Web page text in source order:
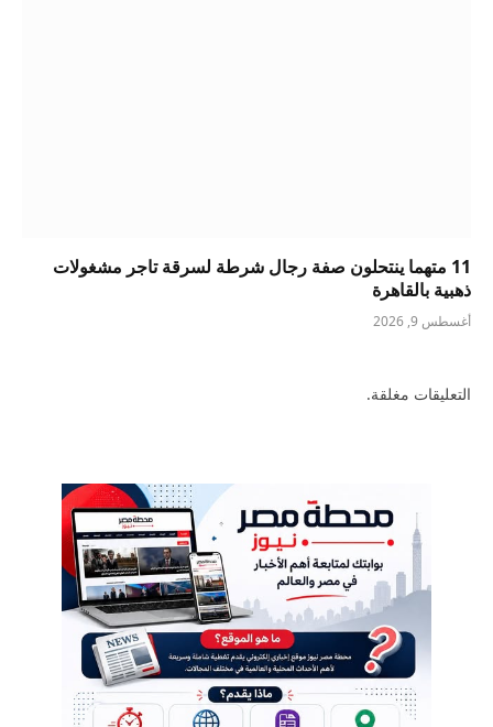
11 متهما ينتحلون صفة رجال شرطة لسرقة تاجر مشغولات
ذهبية بالقاهرة
أغسطس 9, 2026
التعليقات مغلقة.